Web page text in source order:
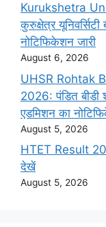
Kurukshetra
कुरुक्षेत्र
नोटिफिकेशन जारी
August 6, 2026
UHSR Rohtak
2026: पंडित बीडी
एडमिशन का
August 5, 2026
HTET Result
देखें
August 5, 2026